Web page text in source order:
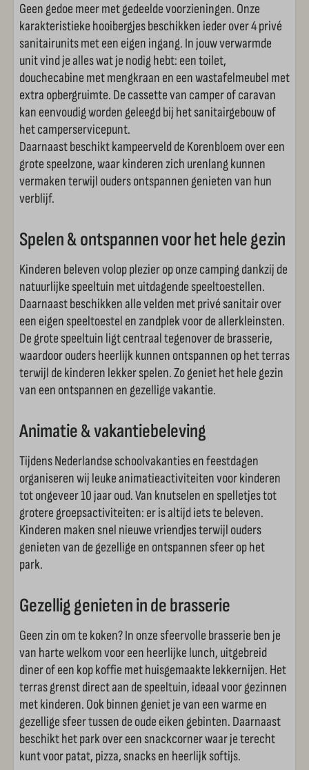
Geen gedoe meer met gedeelde voorzieningen. Onze
karakteristieke hooibergjes beschikken ieder over 4 privé
sanitairunits met een eigen ingang. In jouw verwarmde
unit vind je alles wat je nodig hebt: een toilet,
douchecabine met mengkraan en een wastafelmeubel met
extra opbergruimte. De cassette van camper of caravan
kan eenvoudig worden geleegd bij het sanitairgebouw of
het camperservicepunt.
Daarnaast beschikt kampeerveld de Korenbloem over een
grote speelzone, waar kinderen zich urenlang kunnen
vermaken terwijl ouders ontspannen genieten van hun
verblijf.
Spelen & ontspannen voor het hele gezin
Kinderen beleven volop plezier op onze camping dankzij de
natuurlijke speeltuin met uitdagende speeltoestellen.
Daarnaast beschikken alle velden met privé sanitair over
een eigen speeltoestel en zandplek voor de allerkleinsten.
De grote speeltuin ligt centraal tegenover de brasserie,
waardoor ouders heerlijk kunnen ontspannen op het terras
terwijl de kinderen lekker spelen. Zo geniet het hele gezin
van een ontspannen en gezellige vakantie.
Animatie & vakantiebeleving
Tijdens Nederlandse schoolvakanties en feestdagen
organiseren wij leuke animatieactiviteiten voor kinderen
tot ongeveer 10 jaar oud. Van knutselen en spelletjes tot
grotere groepsactiviteiten: er is altijd iets te beleven.
Kinderen maken snel nieuwe vriendjes terwijl ouders
genieten van de gezellige en ontspannen sfeer op het
park.
Gezellig genieten in de brasserie
Geen zin om te koken? In onze sfeervolle brasserie ben je
van harte welkom voor een heerlijke lunch, uitgebreid
diner of een kop koffie met huisgemaakte lekkernijen. Het
terras grenst direct aan de speeltuin, ideaal voor gezinnen
met kinderen. Ook binnen geniet je van een warme en
gezellige sfeer tussen de oude eiken gebinten. Daarnaast
beschikt het park over een snackcorner waar je terecht
kunt voor patat, pizza, snacks en heerlijk softijs.